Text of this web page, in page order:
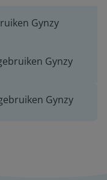
Gynzy
Gynzy
Gynzy